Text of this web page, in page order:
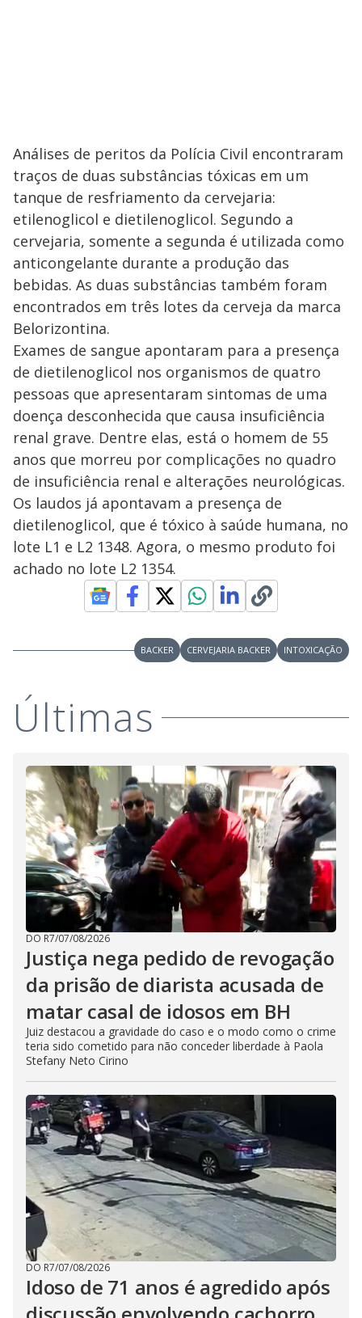
Análises de peritos da Polícia Civil encontraram
traços de duas substâncias tóxicas em um
tanque de resfriamento da cervejaria:
etilenoglicol e dietilenoglicol. Segundo a
cervejaria, somente a segunda é utilizada como
anticongelante durante a produção das
bebidas. As duas substâncias também foram
encontrados em três lotes da cerveja da marca
Belorizontina.
Exames de sangue apontaram para a presença
de dietilenoglicol nos organismos de quatro
pessoas que apresentaram sintomas de uma
doença desconhecida que causa insuficiência
renal grave. Dentre elas, está o homem de 55
anos que morreu por complicações no quadro
de insuficiência renal e alterações neurológicas.
Os laudos já apontavam a presença de
dietilenoglicol, que é tóxico à saúde humana, no
lote L1 e L2 1348. Agora, o mesmo produto foi
achado no lote L2 1354.
BACKER CERVEJARIA BACKER INTOXICAÇÃO
Últimas
DO R7/07/08/2026
Justiça nega pedido de revogação
da prisão de diarista acusada de
matar casal de idosos em BH
Juiz destacou a gravidade do caso e o modo como o crime
teria sido cometido para não conceder liberdade à Paola
Stefany Neto Cirino
DO R7/07/08/2026
Idoso de 71 anos é agredido após